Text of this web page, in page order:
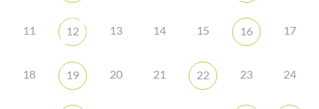
11 12 13 14 15 16 17
18 19 20 21 22 23 24